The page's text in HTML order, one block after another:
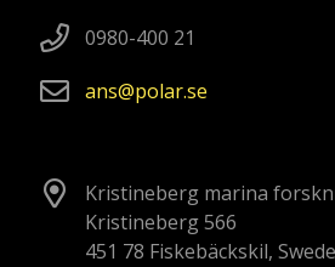
0980-400 21
ans
polarse
Kristineberg marina
Kristineberg 566
451 78 Fiskebäckskil,